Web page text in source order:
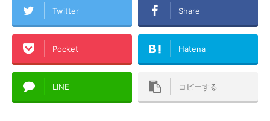
Twitter Share
Pocket Hatena
LINE コピーする